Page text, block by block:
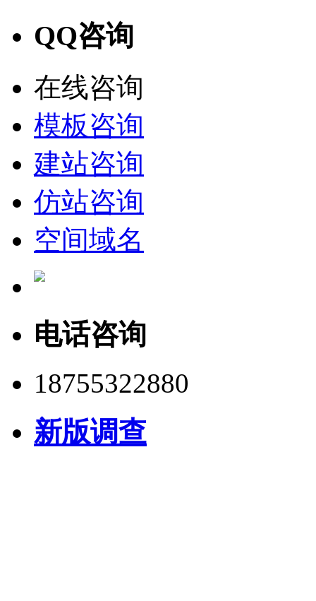
QQ咨询
在线咨询
模板咨询
建站咨询
仿站咨询
空间域名
电话咨询
18755322880
新版调查